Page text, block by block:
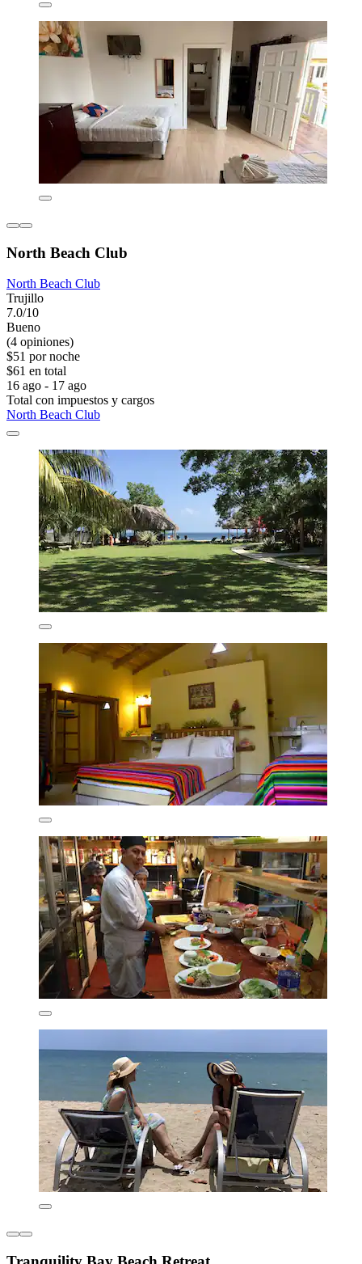
North Beach Club
North Beach Club
Trujillo
7.0/10
Bueno
(4 opiniones)
$51 por noche
$61 en total
16 ago - 17 ago
Total con impuestos y cargos
North Beach Club